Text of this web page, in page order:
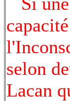
selon
Lacan